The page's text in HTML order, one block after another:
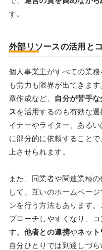
す。
外部リソースの活用と
個人事業主がすべての業
も労力も限界が出てきま
章作成など、
自分が苦手な
スを活用するのも有効な
イナーやライター、ある
に部分的に依頼すること
上させられます。
また、同業者や関連業種の
して、互いのホームペー
ンを行う方法もあります
プローチしやすくなり、
す。 他者との連携やネット
自分ひとりでは到達しづ